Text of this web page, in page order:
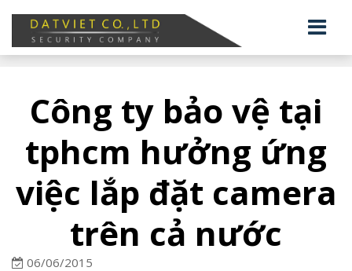
Công ty bảo vệ tại
tphcm hưởng ứng
việc lắp đặt camera
trên cả nước
06/06/2015